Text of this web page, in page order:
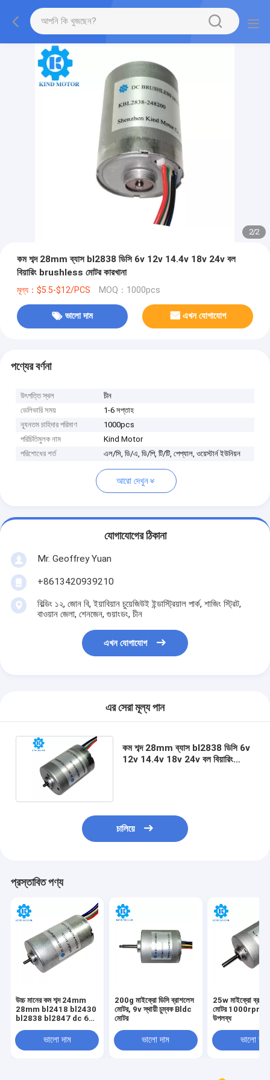
2/2
কম শব্দ 28mm ব্যাস bl2838 ডিসি 6v 12v 14.4v 18v 24v বল
বিয়ারিং brushless মোটর কারখানা
মূল্য：$5.5-$12/PCS MOQ：1000pcs
ভালো দাম এখন যোগাযোগ
পণ্যের বর্ণনা
উৎপত্তি স্থল
চীন
ডেলিভারি সময়
1-6 সপ্তাহ
ন্যূনতম চাহিদার পরিমাণ
1000pcs
পরিচিতিমুলক নাম
Kind Motor
পরিশোধের শর্ত
এল/সি, ডি/এ, ডি/পি, টি/টি, পেপ্যাল, ওয়েস্টার্ন ইউনিয়ন
আরো দেখুন
যোগাযোগের ঠিকানা
Mr. Geoffrey Yuan
+8613420939210
বিল্ডিং ১২, জোন বি, ইয়াবিয়ান চুয়েজিউই ইন্ডাস্ট্রিয়াল পার্ক, শাজিং স্ট্রিট,
বাওয়ান জেলা, শেনজেন, গুয়াংডং, চীন
এখন যোগাযোগ
এর সেরা মূল্য পান
কম শব্দ 28mm ব্যাস bl2838 ডিসি 6v
12v 14.4v 18v 24v বল বিয়ারিং
চালিয়ে
প্রস্তাবিত পণ্য
উচ্চ মানের কম শব্দ 24mm
28mm bl2418 bl2430
bl2838 bl2847 dc 6v
বিয়ারিং ব্রাশহীন মোটর
ভালো দাম
200g মাইক্রো ডিসি ব্রাশলেস
মোটর, 9v স্থায়ী চুম্বক Bldc
মোটর
ভালো দাম
25w মাইক্রো
মোটর 1000rpm
উপলব্ধ
ভালো দাম